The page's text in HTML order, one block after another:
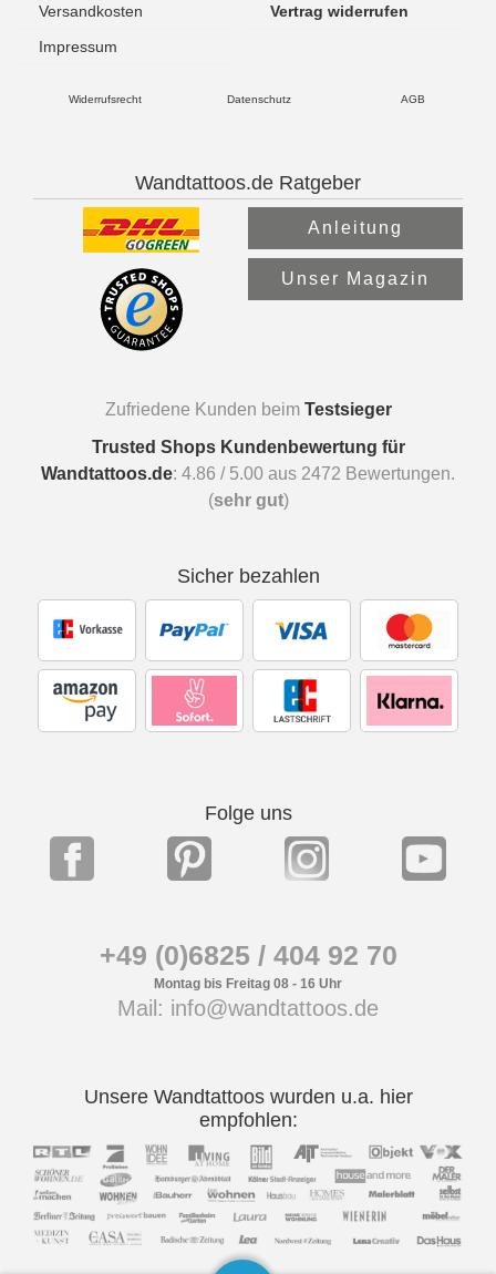
Versandkosten
Vertrag widerrufen
Impressum
Widerrufsrecht Datenschutz AGB
Wandtattoos.de Ratgeber
Anleitung
Unser Magazin
Zufriedene Kunden beim Testsieger
Trusted Shops Kundenbewertung für
Wandtattoos.de: 4.86 / 5.00 aus 2472 Bewertungen.
(sehr gut)
Sicher bezahlen
Folge uns
+49 (0)6825 / 404 92 70
Montag bis Freitag 08 - 16 Uhr
Mail: info@wandtattoos.de
Unsere Wandtattoos wurden u.a. hier
empfohlen: